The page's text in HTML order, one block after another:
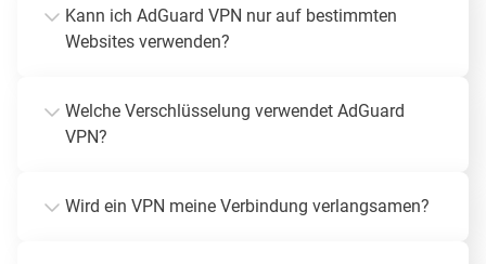
Kann ich AdGuard VPN nur auf bestimmten
Websites verwenden?
Welche Verschlüsselung verwendet AdGuard
VPN?
Wird ein VPN meine Verbindung verlangsamen?